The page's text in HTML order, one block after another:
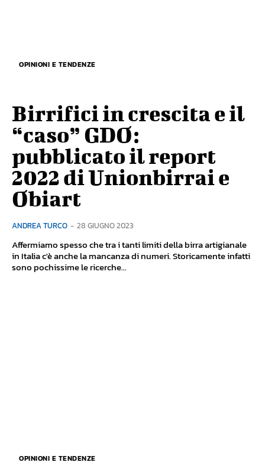
OPINIONI E TENDENZE
Birrifici in crescita e il
“caso” GDO:
pubblicato il report
2022 di Unionbirrai e
Obiart
ANDREA TURCO - 28 GIUGNO 2023
Affermiamo spesso che tra i tanti limiti della birra artigianale
in Italia c'è anche la mancanza di numeri. Storicamente infatti
sono pochissime le ricerche...
OPINIONI E TENDENZE